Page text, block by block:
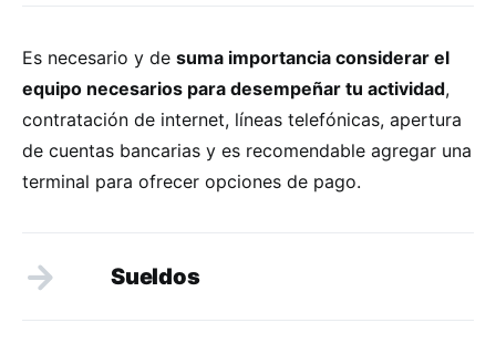
Es necesario y de suma importancia considerar el
equipo necesarios para desempeñar tu actividad,
contratación de internet, líneas telefónicas, apertura
de cuentas bancarias y es recomendable agregar una
terminal para ofrecer opciones de pago.
Sueldos